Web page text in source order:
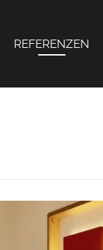
REFERENZEN